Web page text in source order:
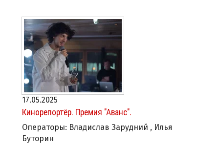
17.05.2025
Кинорепортёр. Премия "Аванс".
Операторы: Владислав Зарудний , Илья
Буторин